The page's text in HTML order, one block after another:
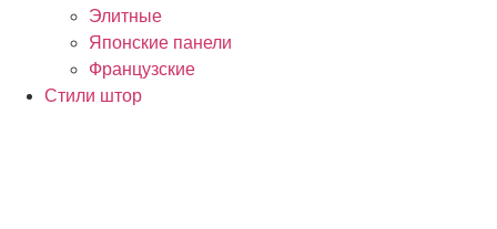
Элитные
Японские панели
Французские
Стили штор